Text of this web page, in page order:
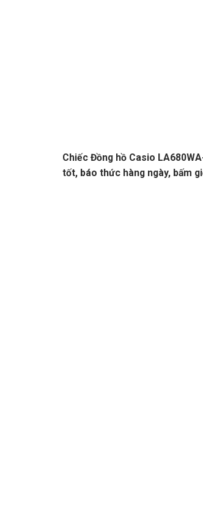
Chiếc Đồng hồ Casio
tốt, báo thức hàng ngày, bấm